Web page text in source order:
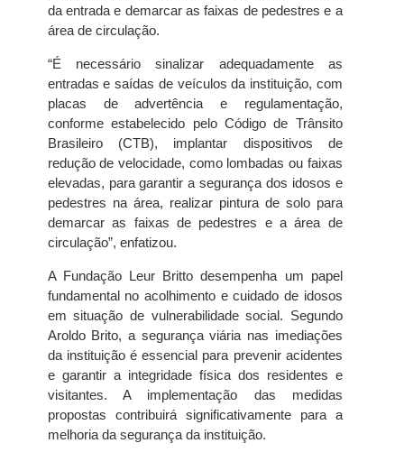
da entrada e demarcar as faixas de pedestres e a
área de circulação.
“É necessário sinalizar adequadamente as
entradas e saídas de veículos da instituição, com
placas de advertência e regulamentação,
conforme estabelecido pelo Código de Trânsito
Brasileiro (CTB), implantar dispositivos de
redução de velocidade, como lombadas ou faixas
elevadas, para garantir a segurança dos idosos e
pedestres na área, realizar pintura de solo para
demarcar as faixas de pedestres e a área de
circulação”, enfatizou.
A Fundação Leur Britto desempenha um papel
fundamental no acolhimento e cuidado de idosos
em situação de vulnerabilidade social. Segundo
Aroldo Brito, a segurança viária nas imediações
da instituição é essencial para prevenir acidentes
e garantir a integridade física dos residentes e
visitantes. A implementação das medidas
propostas contribuirá significativamente para a
melhoria da segurança da instituição.